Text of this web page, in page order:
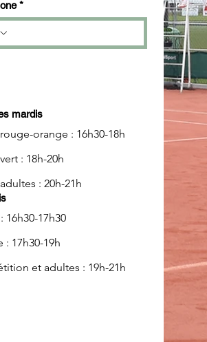
*
mardis
orange : 16h30-18h
: 18h-20h
: 20h-21h
16h30-17h30
: 17h30-19h
et adultes : 19h-21h